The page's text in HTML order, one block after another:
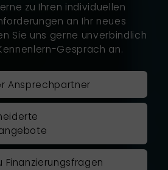
zu Ihren individuellen
an Ihr neues
Sie uns gerne unverbindlich
Gespräch an.
Ansprechpartner
Finanzierungsfragen